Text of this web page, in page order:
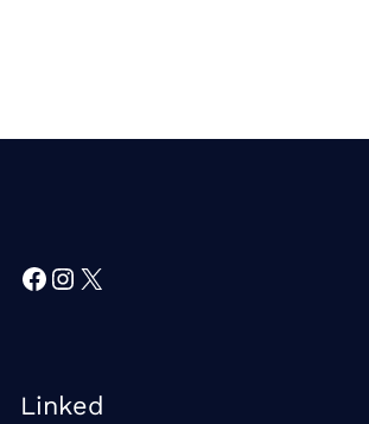
Facebook
Instagram
X
Linked